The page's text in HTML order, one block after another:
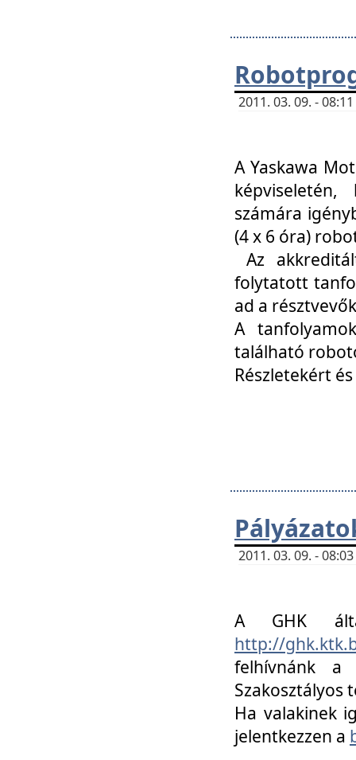
2011. 03. 09. -
A Yaskawa
számára
(4 x 6 óra)
Az
folytatott
ad a
A
található
Részletekért
2011. 03. 09. -
A GHK
http://
felhívnánk a
Szakosztályos
Ha valakinek
jelentkezzen a